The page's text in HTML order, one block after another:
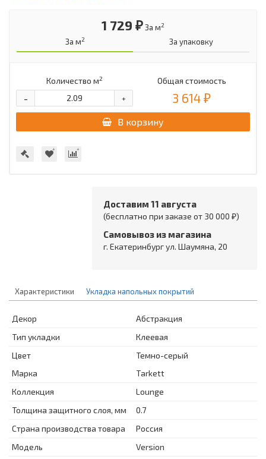
1 729 ₽За м2
За м2 За упаковку
Количество м2
+
-
Общая стоимость
3 614 ₽
В корзину
Доставим 11 августа
(бесплатно при заказе от 30 000 ₽)
Самовывоз из магазина
г. Екатеринбург ул. Шаумяна, 20
Характеристики Укладка напольных покрытий
Декор
Абстракция
Тип укладки
Клеевая
Цвет
Темно-серый
Марка
Tarkett
Коллекция
Lounge
Толщина защитного слоя, мм
0.7
Страна производства товара
Россия
Модель
Version